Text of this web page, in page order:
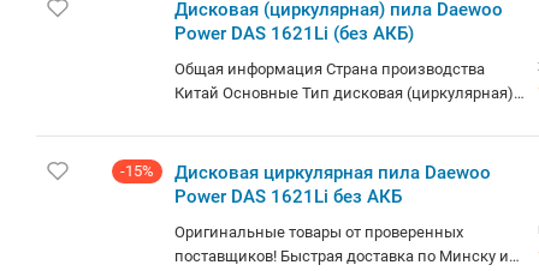
Дисковая (циркулярная) пила Daewoo
Power DAS 1621Li (без АКБ)
Общая информация Страна производства
Китай Основные Тип дисковая (циркулярная)
Единая аккумуляторная платформа Да
Функциональные особенности Бесщеточный
двигатель Нет Подключение к пылесосу Да
скоростей распила 1 Протяжка Нет Плавный
пуск Нет Лазерный маркер Нет Подсветка Да
-15%
Дисковая циркулярная пила Daewoo
Power DAS 1621Li без АКБ
Оригинальные товары от проверенных
поставщиков! Быстрая доставка по Минску и